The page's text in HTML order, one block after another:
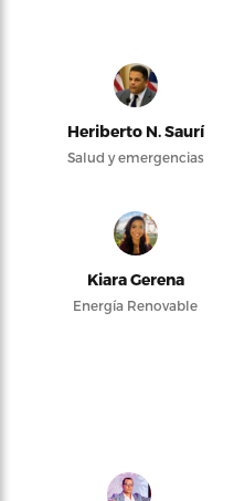
Heriberto N. Saurí
Salud y emergencias
Kiara Gerena
Energía Renovable